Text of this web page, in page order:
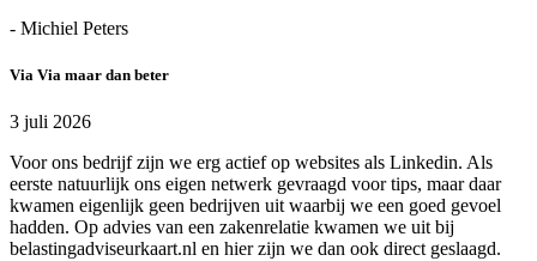
- Michiel Peters
Via Via maar dan beter
3 juli 2026
Voor ons bedrijf zijn we erg actief op websites als Linkedin. Als
eerste natuurlijk ons eigen netwerk gevraagd voor tips, maar daar
kwamen eigenlijk geen bedrijven uit waarbij we een goed gevoel
hadden. Op advies van een zakenrelatie kwamen we uit bij
belastingadviseurkaart.nl en hier zijn we dan ook direct geslaagd.